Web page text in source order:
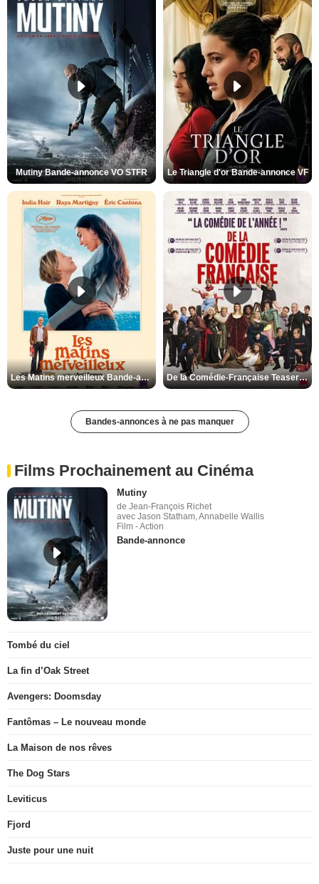
Mutiny Bande-annonce VO STFR Le Triangle d'or Bande-annonce VF
Les Matins merveilleux Bande-annonce VF De la Comédie-Française Teaser VF
Bandes-annonces à ne pas manquer
Films Prochainement au Cinéma
Mutiny
de Jean-François Richet
avec Jason Statham, Annabelle Wallis
Film - Action
Bande-annonce
Tombé du ciel
La fin d’Oak Street
Avengers: Doomsday
Fantômas – Le nouveau monde
La Maison de nos rêves
The Dog Stars
Leviticus
Fjord
Juste pour une nuit